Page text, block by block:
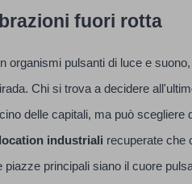
fuori rotta
organismi pulsanti di luce e
Chi si trova a decidere
delle capitali, ma può scegliere
location industriali recuperate che
principali siano il cuore